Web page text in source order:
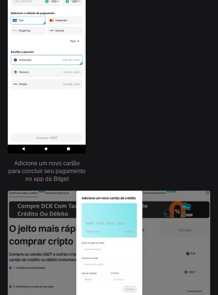
Adicione um novo cartão
para concluir seu pagamento
no app da Bitget